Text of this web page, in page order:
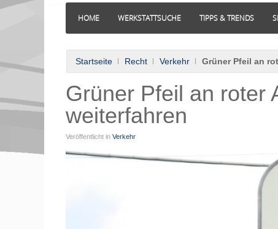
HOME WERKSTATTSUCHE TIPPS & TRENDS
Startseite Recht Verkehr Grüner Pfeil an
Grüner Pfeil an roter
weiterfahren
Veröffentlicht in Verkehr